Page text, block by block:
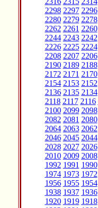
2298 2297 2296
2280 2279 2278
2262 2261 2260
2244 2243 2242
2226 2225 2224
2208 2207 2206
2190 2189 2188
2172 2171 2170
2154 2153 2152
2136 2135 2134
2118 2117 2116
2100 2099 2098
2082 2081 2080
2064 2063 2062
2046 2045 2044
2028 2027 2026
2010 2009 2008
1992 1991 1990
1974 1973 1972
1956 1955 1954
1938 1937 1936
1920 1919 1918